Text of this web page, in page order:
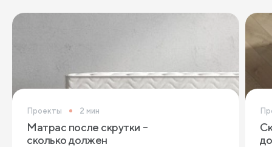
Проекты 2 мин
Матрас после скрутки –
сколько должен